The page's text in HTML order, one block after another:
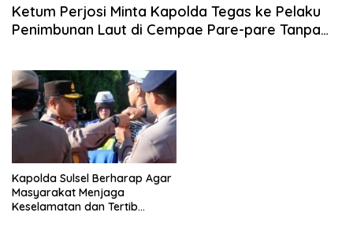
Oktober 6, 2023
Ketum Perjosi Minta Kapolda Tegas ke Pelaku
Penimbunan Laut di Cempae Pare-pare Tanpa
Kapolda Sulsel Berharap Agar
Masyarakat Menjaga
Keselamatan dan Tertib